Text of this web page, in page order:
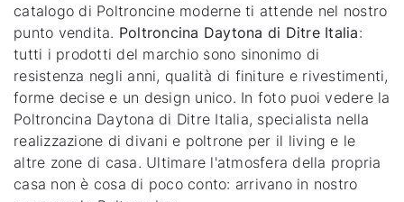
catalogo di Poltroncine moderne ti attende nel nostro
punto vendita. Poltroncina Daytona di Ditre Italia:
tutti i prodotti del marchio sono sinonimo di
resistenza negli anni, qualità di finiture e rivestimenti,
forme decise e un design unico. In foto puoi vedere la
Poltroncina Daytona di Ditre Italia, specialista nella
realizzazione di divani e poltrone per il living e le
altre zone di casa. Ultimare l'atmosfera della propria
casa non è cosa di poco conto: arrivano in nostro